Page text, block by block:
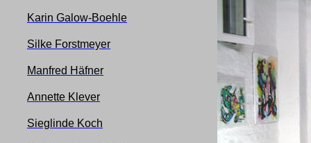
Karin Galow-Boehle
Silke Forstmeyer
Manfred Häfner
Annette Klever
Sieglinde Koch